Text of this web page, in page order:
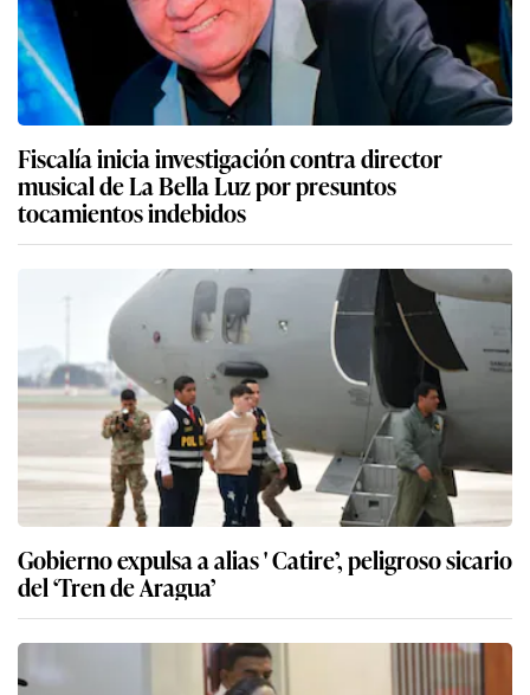
Fiscalía inicia investigación contra director
musical de La Bella Luz por presuntos
tocamientos indebidos
Gobierno expulsa a alias ' Catire’, peligroso sicario
del ‘Tren de Aragua’